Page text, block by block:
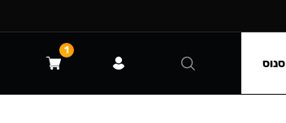
סנוס
1